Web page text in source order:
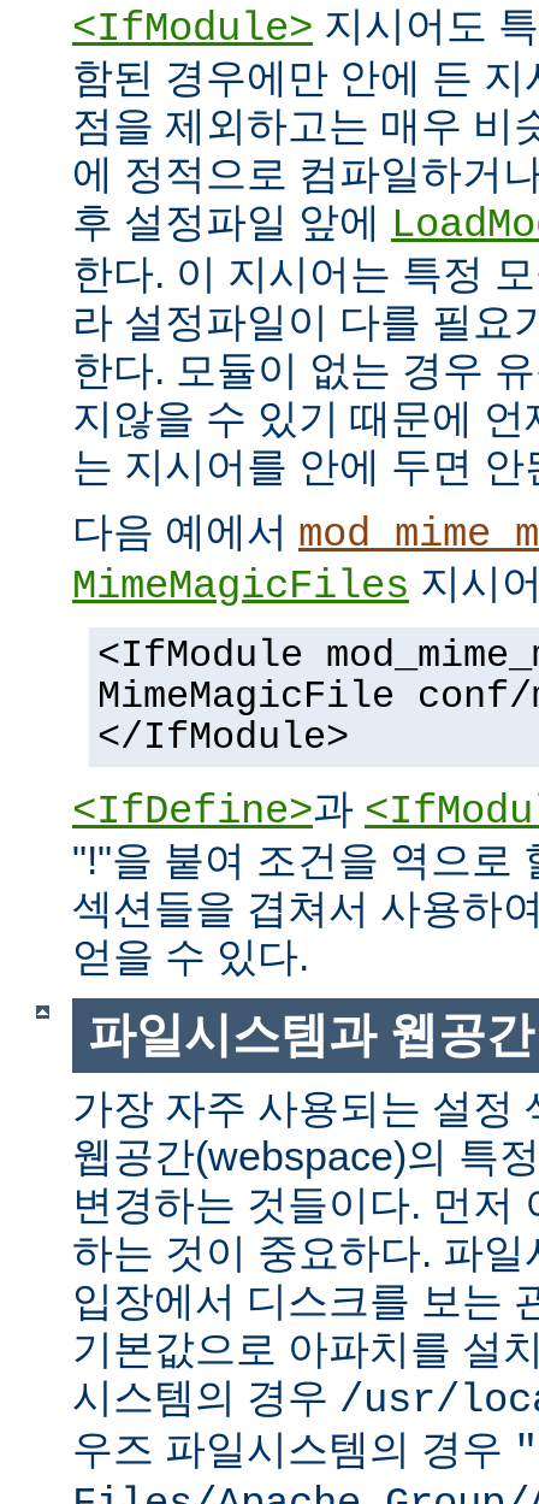
<IfModule> 지시어도
함된 경우에만 안에 든
점을 제외하고는 매우 비
에 정적으로 컴파일하거
후 설정파일 앞에
한다. 이 지시어는 특정
라 설정파일이 다를 필요
한다. 모듈이 없는 경우
지않을 수 있기 때문에
는 지시어를 안에 두면 안
다음 예에서
MimeMagicFiles 지시
<IfModule
MimeMagicFile conf/
</IfModule>
<IfDefine>과
"!"을 붙여 조건을 역으로
섹션들을 겹쳐서 사용하
얻을 수 있다.
파일시스템과 웹공간
가장 자주 사용되는 설정
웹공간(webspace)의 특
변경하는 것들이다. 먼저
하는 것이 중요하다. 파
입장에서 디스크를 보는
기본값으로 아파치를 설
시스템의 경우 /usr/
우즈 파일시스템의 경우